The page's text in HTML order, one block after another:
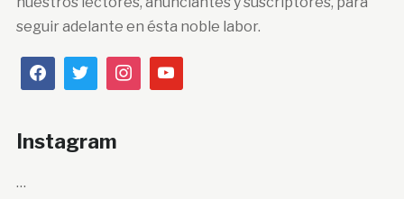
seguir adelante en ésta noble labor.
Instagram
…